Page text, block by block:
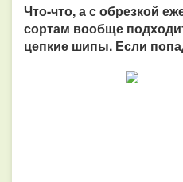
Что-что, а с обрезкой
сортам вообще
цепкие шипы. Если